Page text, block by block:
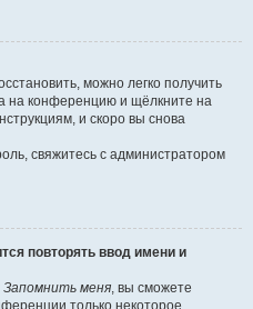
можно легко получить
на конференцию и щёлкните на
и скоро вы снова
свяжитесь с администратором
повторять ввод имени и
Запомнить меня, вы сможете
только некоторое